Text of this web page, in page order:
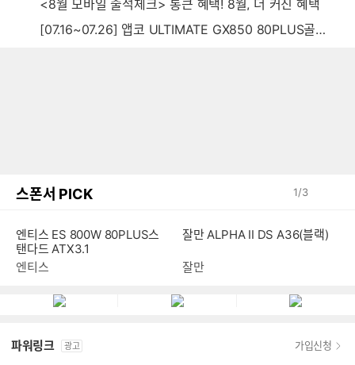
<8월 모바일 출석체크> 통큰 혜택! 8월, 더 커진 혜택
[07.16~07.26] 앱코 ULTIMATE GX850 80PLUS골드 풀모듈러 ATX3.0 블랙
스폰서 PICK 1/3
엔티스 ES 800W 80PLUS스
탠다드 ATX3.1
엔티스
잘만 ALPHA II DS A36(블랙)
잘만
파워링크 광고 가입신청